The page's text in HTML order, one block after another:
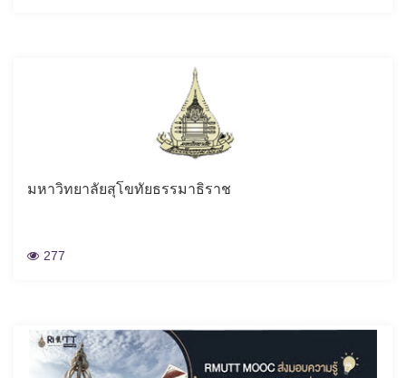
มหาวิทยาลัยสุโขทัยธรรมาธิราช
277